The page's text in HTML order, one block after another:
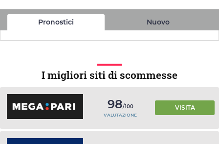
Pronostici Nuovo
I migliori siti di scommesse
98/100
VALUTAZIONE
VISITA